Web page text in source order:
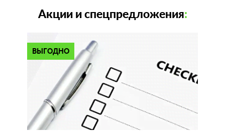
Акции и спецпредложения:
ВЫГОДНО